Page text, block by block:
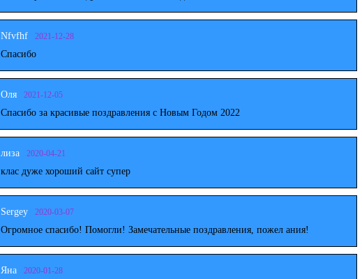
Nfvfhf 2021-12-28
Спасибо
Оля 2021-12-05
Спасибо за красивые поздравления с Новым Годом 2022
лиза 2020-04-21
клас дуже хороший сайт супер
Sergey 2020-03-07
Огромное спасибо! Помогли! Замечательные поздравления, пожел ания!
Яна 2020-01-28